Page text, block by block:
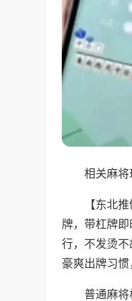
相关麻
【东北
牌，带杠牌
行，不发烫
豪爽出牌习
普通麻